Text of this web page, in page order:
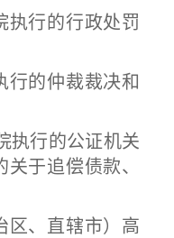
行的行政处罚
的仲裁裁决和
行的公证机关
关于追偿债款、
、直辖市）高